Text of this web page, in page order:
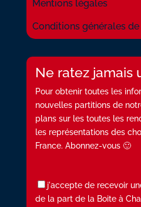
Mentions légales
Conditions générales
Ne ratez jamais
Pour obtenir toutes les
nouvelles partitions de
plans sur les toutes les
les représentations des
France. Abonnez-vous 🙂
j'accepte de recevoir
de la part de la Boite à